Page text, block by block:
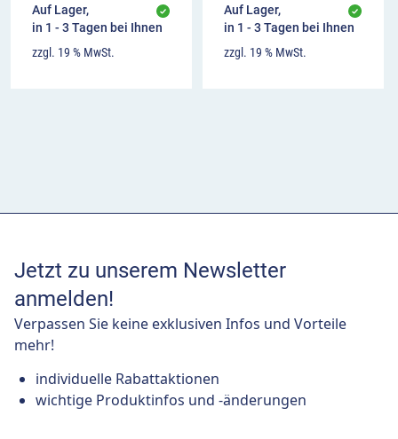
Auf Lager,
in 1 - 3 Tagen bei Ihnen
zzgl. 19 % MwSt.
Auf Lager,
in 1 - 3 Tagen bei Ihnen
zzgl. 19 % MwSt.
Jetzt zu unserem Newsletter
anmelden!
Verpassen Sie keine exklusiven Infos und Vorteile
mehr!
individuelle Rabattaktionen
wichtige Produktinfos und -änderungen